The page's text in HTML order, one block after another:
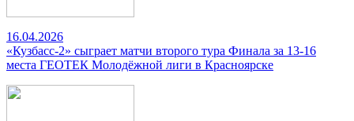
16.04.2026
«Кузбасс-2» сыграет матчи второго тура Финала за 13-16
места ГЕОТЕК Молодёжной лиги в Красноярске